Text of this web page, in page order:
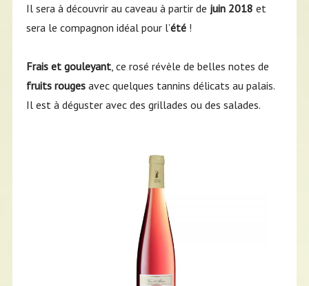
Il sera à découvrir au caveau à partir de juin 2018 et
sera le compagnon idéal pour l’été!
Frais et gouleyant, ce rosé révèle de belles notes de
fruits rougesavec quelques tannins délicats au palais.
Il est à déguster avec des grillades ou des salades.